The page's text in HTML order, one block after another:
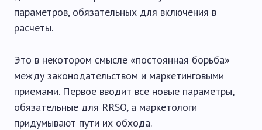
параметров, обязательных для включения в
расчеты.
Это в некотором смысле «постоянная борьба»
между законодательством и маркетинговыми
приемами. Первое вводит все новые параметры,
обязательные для RRSO, а маркетологи
придумывают пути их обхода.